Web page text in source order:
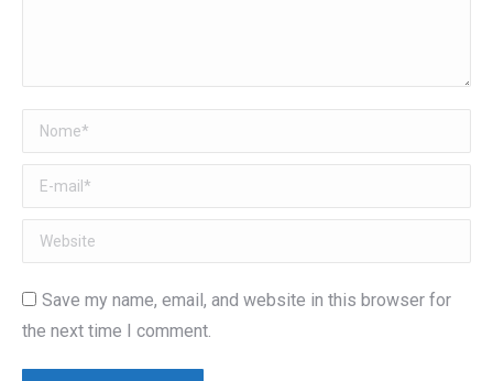
Nome *
E-mail *
Website
Save my name, email, and website in this browser for
the next time I comment.